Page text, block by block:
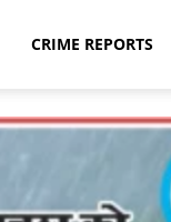
CRIME REPORTS